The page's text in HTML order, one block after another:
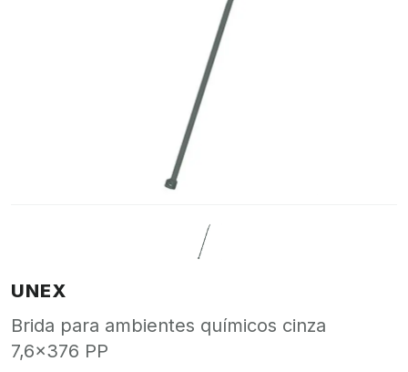
UNEX
Brida para ambientes químicos cinza
7,6x376 PP